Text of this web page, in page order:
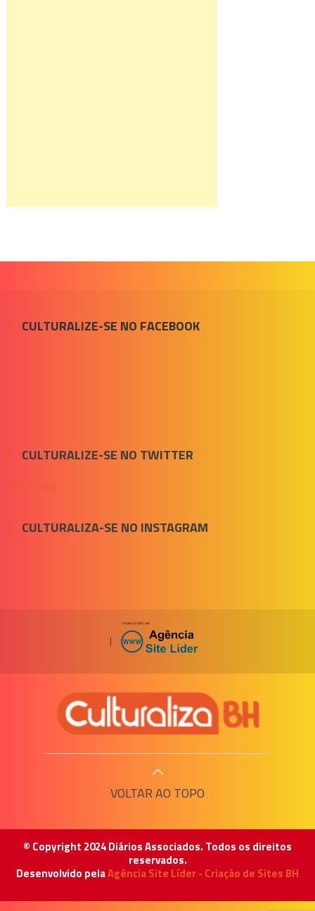
CULTURALIZE-SE NO FACEBOOK
CULTURALIZE-SE NO TWITTER
Meus Tuítes
CULTURALIZA-SE NO INSTAGRAM
|
VOLTAR AO TOPO
© Copyright 2024 Diários Associados. Todos os direitos
reservados.
Desenvolvido pelaAgência Site Líder - Criação de Sites BH